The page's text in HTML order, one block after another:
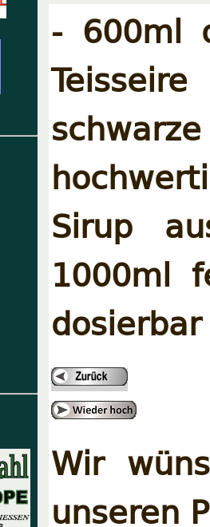
- 600ml
Sirup
1000ml
Wir
unseren